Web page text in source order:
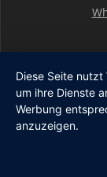
Außerhalb der
Diese Seite
um ihre Dienste
Werbung
anzuzeigen.